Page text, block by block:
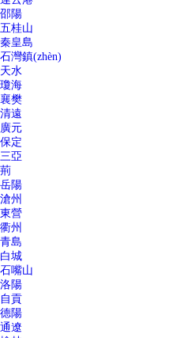
邵陽
五桂山
秦皇島
石灣鎮(zhèn)
天水
瓊海
襄樊
清遠
廣元
保定
三亞
荊
岳陽
滄州
東營
衢州
青島
白城
石嘴山
洛陽
自貢
德陽
通遼